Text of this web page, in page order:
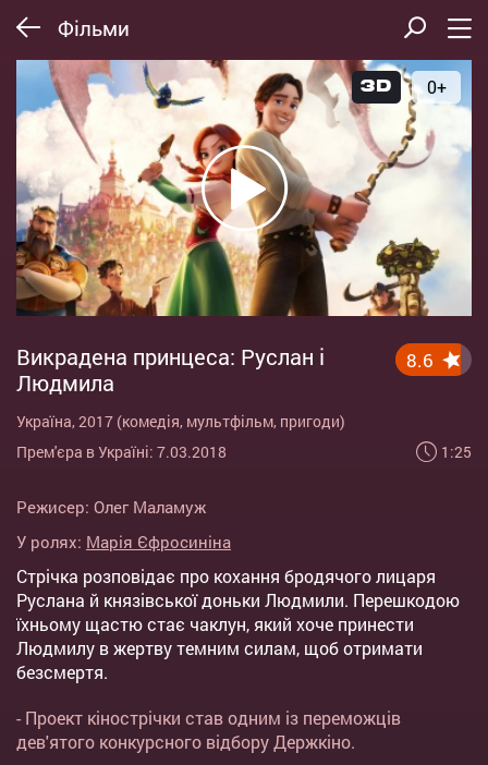
Фільми
0+
Викрадена принцеса: Руслан і
Людмила
Україна, 2017 (комедія, мультфільм, пригоди)
Прем'єра в Україні: 7.03.2018
8.6
1:25
Режисер: Олег Маламуж
У ролях: Марія Єфросиніна
Стрічка розповідає про кохання бродячого лицаря
Руслана й князівської доньки Людмили. Перешкодою
їхньому щастю стає чаклун, який хоче принести
Людмилу в жертву темним силам, щоб отримати
безсмертя.
- Проект кінострічки став одним із переможців
дев'ятого конкурсного відбору Держкіно.